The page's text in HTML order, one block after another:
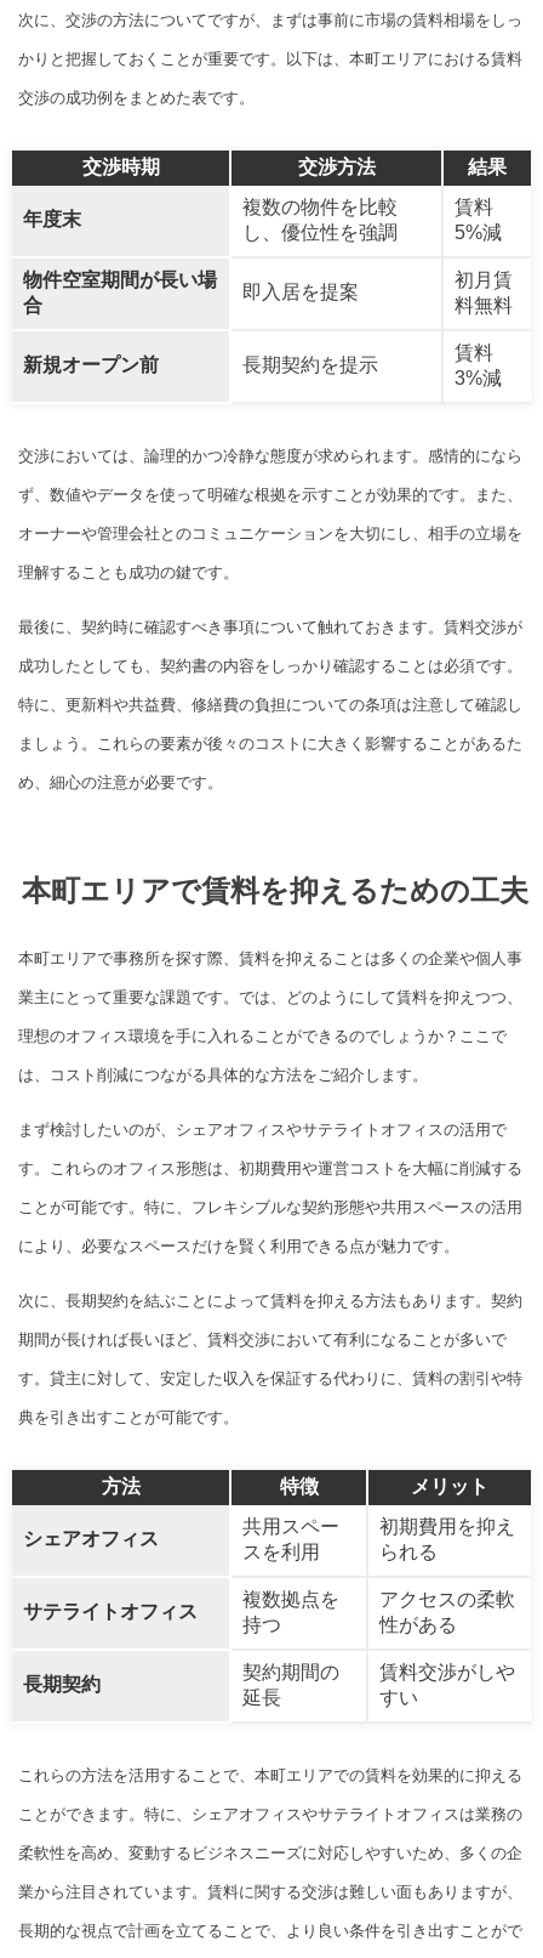
次に、交渉の方法についてですが、まずは事前に市場の賃料相場をしっ
かりと把握しておくことが重要です。以下は、本町エリアにおける賃料
交渉の成功例をまとめた表です。
交渉時期 交渉方法 結果
年度末
複数の物件を比較
し、優位性を強調
賃料
5%減
物件空室期間が長い場
合
即入居を提案
初月賃
料無料
新規オープン前 長期契約を提示
賃料
3%減
交渉においては、論理的かつ冷静な態度が求められます。感情的になら
ず、数値やデータを使って明確な根拠を示すことが効果的です。また、
オーナーや管理会社とのコミュニケーションを大切にし、相手の立場を
理解することも成功の鍵です。
最後に、契約時に確認すべき事項について触れておきます。賃料交渉が
成功したとしても、契約書の内容をしっかり確認することは必須です。
特に、更新料や共益費、修繕費の負担についての条項は注意して確認し
ましょう。これらの要素が後々のコストに大きく影響することがあるた
め、細心の注意が必要です。
本町エリアで賃料を抑えるための工夫
本町エリアで事務所を探す際、賃料を抑えることは多くの企業や個人事
業主にとって重要な課題です。では、どのようにして賃料を抑えつつ、
理想のオフィス環境を手に入れることができるのでしょうか？ここで
は、コスト削減につながる具体的な方法をご紹介します。
まず検討したいのが、シェアオフィスやサテライトオフィスの活用で
す。これらのオフィス形態は、初期費用や運営コストを大幅に削減する
ことが可能です。特に、フレキシブルな契約形態や共用スペースの活用
により、必要なスペースだけを賢く利用できる点が魅力です。
次に、長期契約を結ぶことによって賃料を抑える方法もあります。契約
期間が長ければ長いほど、賃料交渉において有利になることが多いで
す。貸主に対して、安定した収入を保証する代わりに、賃料の割引や特
典を引き出すことが可能です。
方法 特徴 メリット
シェアオフィス
共用スペー
スを利用
初期費用を抑え
られる
サテライトオフィス
複数拠点を
持つ
アクセスの柔軟
性がある
長期契約
契約期間の
延長
賃料交渉がしや
すい
これらの方法を活用することで、本町エリアでの賃料を効果的に抑える
ことができます。特に、シェアオフィスやサテライトオフィスは業務の
柔軟性を高め、変動するビジネスニーズに対応しやすいため、多くの企
業から注目されています。賃料に関する交渉は難しい面もありますが、
長期的な視点で計画を立てることで、より良い条件を引き出すことがで